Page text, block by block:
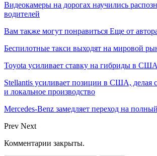
Видеокамеры на дорогах научились
водителей
Вам также могут понравиться Еще от
Беспилотные такси выходят на мировой
Toyota усиливает ставку на гибриды в
Stellantis усиливает позиции в США, делая
и локальное производство
Mercedes-Benz замедляет переход на
Prev Next
Комментарии закрыты.